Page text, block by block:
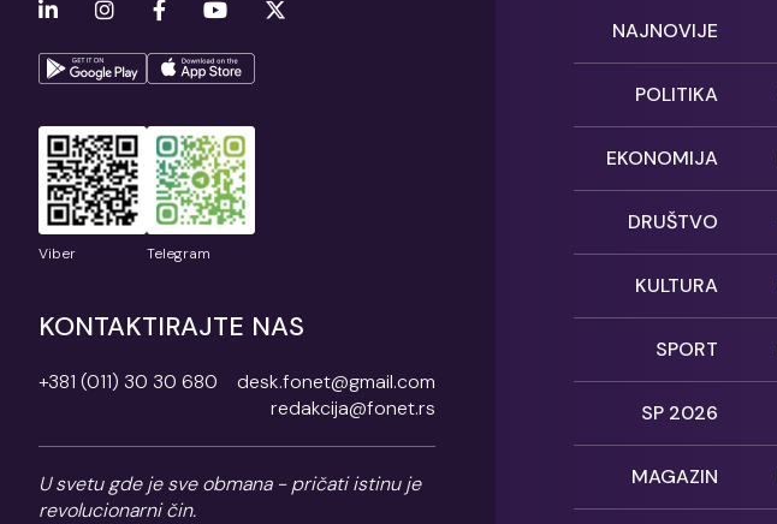
Viber Telegram
KONTAKTIRAJTE NAS
+381 (011) 30 30 680
desk.fonet@gmail.com
redakcija@fonet.rs
U svetu gde je sve obmana - pričati istinu je
revolucionarni čin.
NAJNOVIJE
POLITIKA
EKONOMIJA
DRUŠTVO
KULTURA
SPORT
SP 2026
MAGAZIN